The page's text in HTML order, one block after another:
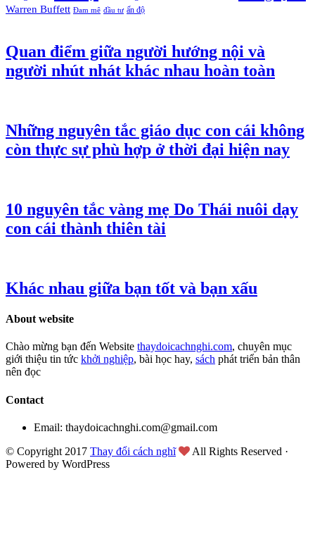
Warren Buffett Đam mê đầu tư ấn độ
Quan điểm giữa người hướng nội và
người nhút nhát khác nhau hoàn toàn
Những nguyên tắc giáo dục con cái không
còn thực sự phù hợp ở thời đại hiện nay
10 nguyên tắc vàng mẹ Do Thái nuôi dạy
con cái thành thiên tài
Khác nhau giữa bạn tốt và bạn xấu
About website
Chào mừng bạn đến Website thaydoicachnghi.com, chuyên mục
giới thiệu tin tức khởi nghiệp, bài học hay, sách phát triển bản thân
nên đọc
Contact
Email: thaydoicachnghi.com@gmail.com
© Copyright 2017 Thay đổi cách nghĩ
All Rights Reserved ·
Powered by WordPress